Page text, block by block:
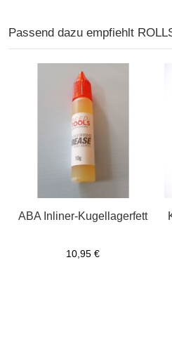
Passend dazu empfiehlt
ABA Inliner-Kugellagerfett
10,95 €